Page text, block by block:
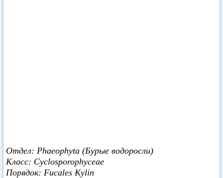
Отдел: Phaeophyta (Бурые водоросли)
Класс: Cyclosporophyceae
Порядок: Fucales Kylin